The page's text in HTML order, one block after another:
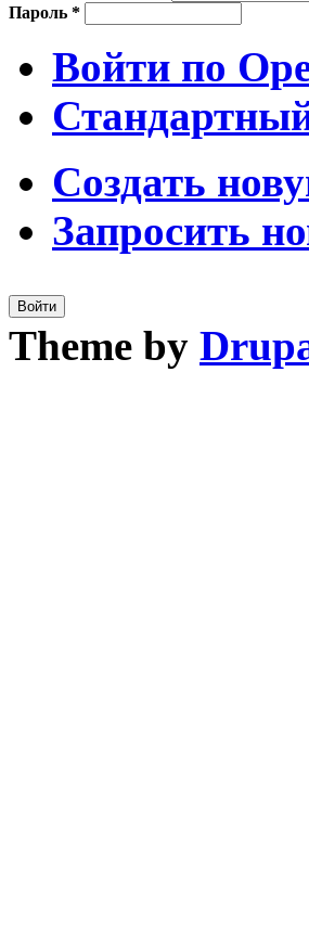
Пароль *
Войти по
Создать
Запросить
Theme by